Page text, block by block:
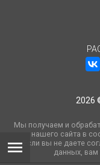
2026
Мы получаем и
нашего сайта в
Если вы не даете
данных, вам